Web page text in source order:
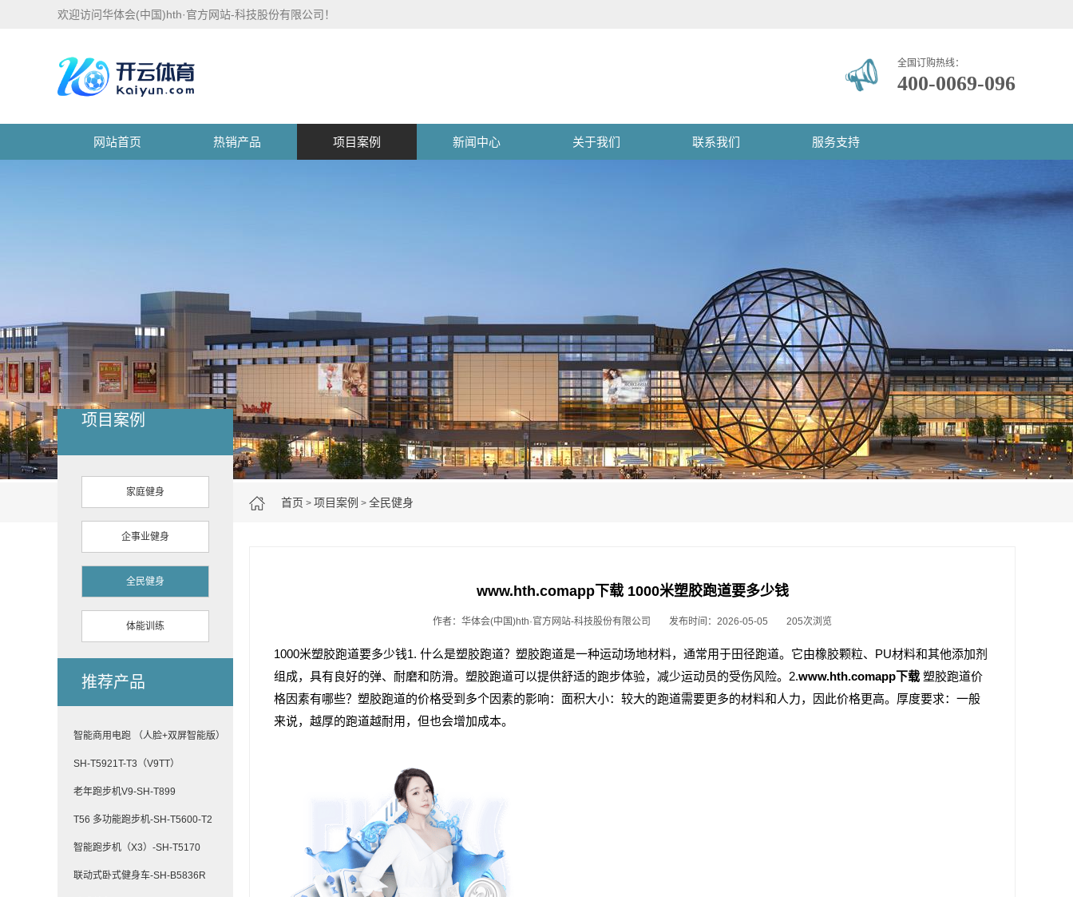
欢迎访问华体会(中国)hth·官方网站-科技股份有限公司！
全国订购热线：
400-0069-096
网站首页 热销产品 项目案例 新闻中心 关于我们 联系我们 服务支持
首页 > 项目案例 > 全民健身
项目案例
家庭健身
企事业健身
全民健身
体能训练
推荐产品
智能商用电跑 （人脸+双屏智能版）
SH-T5921T-T3（V9TT）
老年跑步机V9-SH-T899
T56 多功能跑步机-SH-T5600-T2
智能跑步机（X3）-SH-T5170
联动式卧式健身车-SH-B5836R
www.hth.comapp下载 1000米塑胶跑道要多少钱
作者：华体会(中国)hth·官方网站-科技股份有限公司 发布时间：2026-05-05 205次浏览
1000米塑胶跑道要多少钱1. 什么是塑胶跑道？塑胶跑道是一种运动场地材料，通常用于田径跑道。它由橡胶颗粒、PU材料和其他添加剂
组成，具有良好的弹、耐磨和防滑。塑胶跑道可以提供舒适的跑步体验，减少运动员的受伤风险。2.www.hth.comapp下载 塑胶跑道价
格因素有哪些？塑胶跑道的价格受到多个因素的影响：面积大小：较大的跑道需要更多的材料和人力，因此价格更高。厚度要求：一般
来说，越厚的跑道越耐用，但也会增加成本。